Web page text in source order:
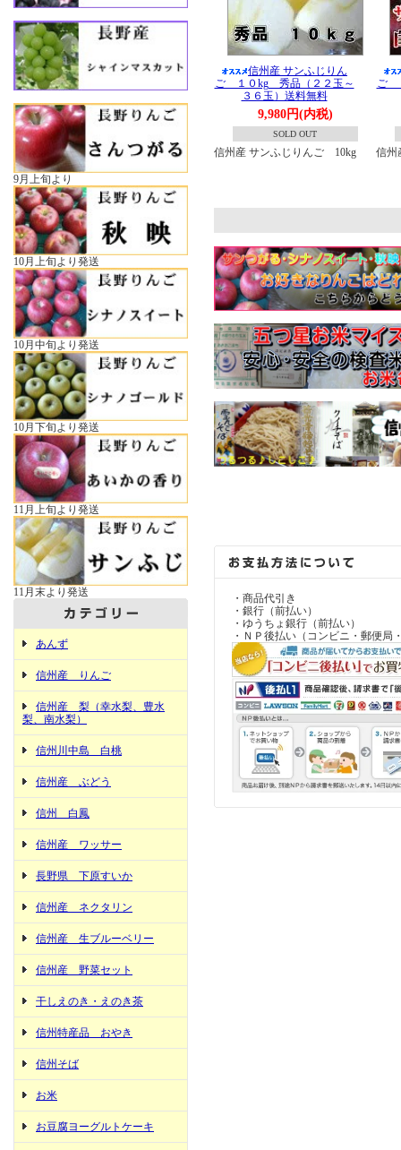
9月上旬より
10月上旬より発送
10月中旬より発送
10月下旬より発送
11月上旬より発送
11月末より発送
あんず
信州産 りんご
信州産 梨（幸水梨、豊水
梨、南水梨）
信州川中島 白桃
信州産 ぶどう
信州 白鳳
信州産 ワッサー
長野県 下原すいか
信州産 ネクタリン
信州産 生ブルーベリー
信州産 野菜セット
干しえのき・えのき茶
信州特産品 おやき
信州そば
お米
お豆腐ヨーグルトケーキ
信州産 サンふじりん
ご １０kg 秀品（２２玉～
３６玉）送料無料
9,980円(内税)
SOLD OUT
信州産 サンふじりんご 10kg
ご
信州
・商品代引き
・銀行（前払い）
・ゆうちょ銀行（前払い）
・ＮＰ後払い（コンビニ・郵便局